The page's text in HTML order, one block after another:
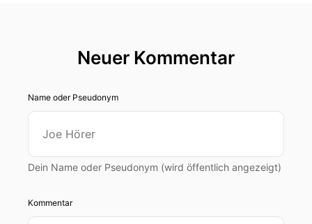
Neuer Kommentar
Name oder Pseudonym
Dein Name oder Pseudonym (wird öffentlich angezeigt)
Kommentar